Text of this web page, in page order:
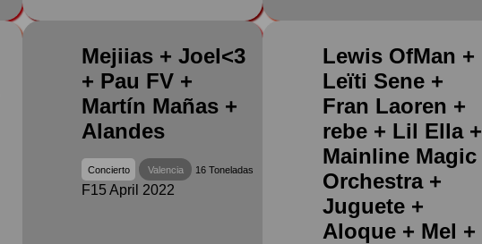
Mejiias + Joel<3
+ Pau FV +
Martín Mañas +
Alandes
Concierto Valencia 16 Toneladas
F15 April 2022
Lewis OfMan +
Leïti Sene +
Fran Laoren +
rebe + Lil Ella +
Mainline Magic
Orchestra +
Juguete +
Aloque + Mel +